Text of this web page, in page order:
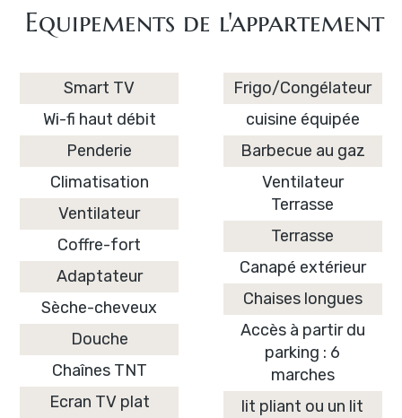
Equipements de l'appartement
Smart TV
Wi-fi haut débit
Penderie
Climatisation
Ventilateur
Coffre-fort
Adaptateur
Sèche-cheveux
Douche
Chaînes TNT
Ecran TV plat
Frigo/Congélateur
cuisine équipée
Barbecue au gaz
Ventilateur
Terrasse
Terrasse
Canapé extérieur
Chaises longues
Accès à partir du
parking : 6
marches
lit pliant ou un lit